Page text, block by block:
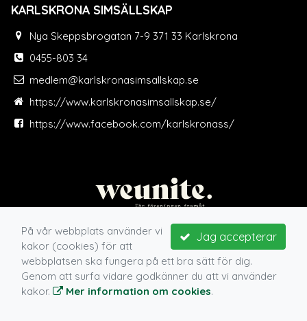
KARLSKRONA SIMSÄLLSKAP
Nya Skeppsbrogatan 7-9 371 33 Karlskrona
0455-803 34
medlem@karlskronasimsallskap.se
https://www.karlskronasimsallskap.se/
https://www.facebook.com/karlskronass/
Jag accepterar
På vår webbplats använder vi
kakor (cookies) för att
webbplatsen ska fungera på ett bra sätt för dig.
Genom att surfa vidare godkänner du att vi använder
kakor.
Mer information om cookies.